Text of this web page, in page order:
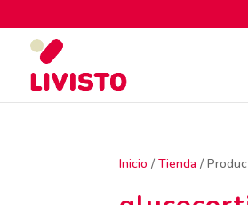
Inicio /Tienda /